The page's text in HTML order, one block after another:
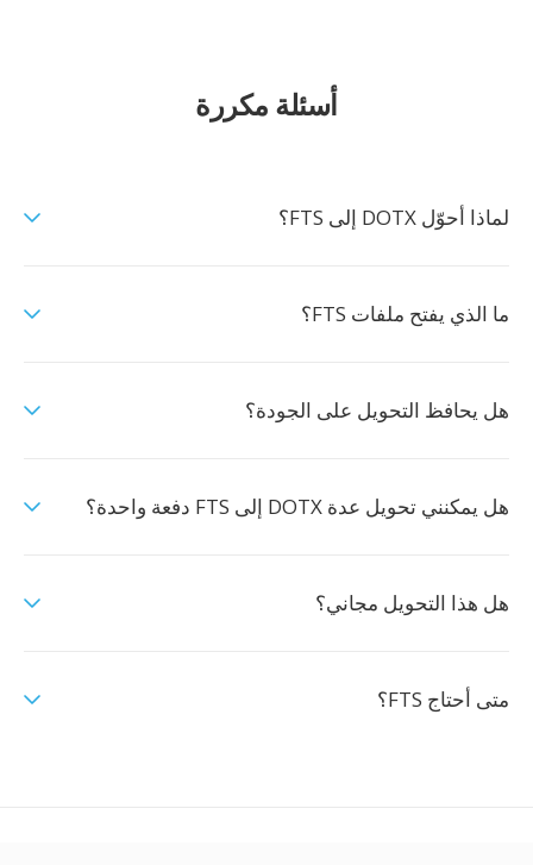
أسئلة مكررة
لماذا أحوّل DOTX إلى FTS؟
ما الذي يفتح ملفات FTS؟
هل يحافظ التحويل على الجودة؟
هل يمكنني تحويل عدة DOTX إلى FTS دفعة واحدة؟
هل هذا التحويل مجاني؟
متى أحتاج FTS؟